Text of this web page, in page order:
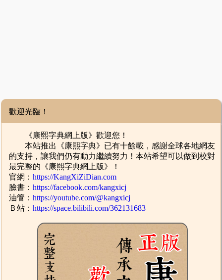
歡迎光臨！
《康熙字典網上版》歡迎您！
本站推出《康熙字典》已有十餘載，感謝全球各地網友
的支持，讓我們仍有動力繼續努力！本站希望可以做到校對
最完整的《康熙字典網上版》！
官網：https://KangXiZiDian.com
臉書：https://facebook.com/kangxicj
油管：https://youtube.com/@kangxicj
Ｂ站：https://space.bilibili.com/362131683